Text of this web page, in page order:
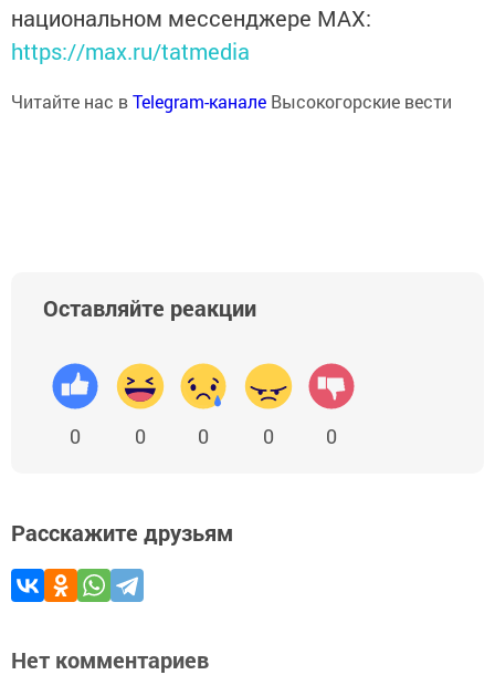
национальном мессенджере MАХ:
https://max.ru/tatmedia
Читайте нас вTelegram-канале Высокогорские вести
Оставляйте реакции
0 0 0 0 0
Расскажите друзьям
Нет комментариев